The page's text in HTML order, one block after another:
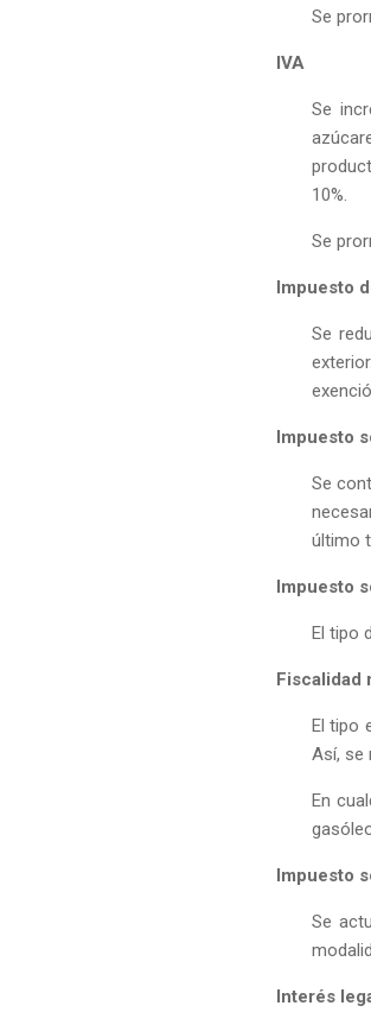
Se
IVA
Se
10%.
Se
Impuesto
Se
Impuesto
Se
último
Impuesto
El tipo
Fiscalidad
El tipo
Así, se
En
Impuesto
Se
Interés